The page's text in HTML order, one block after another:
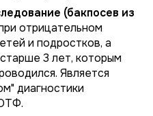
(бакпосев из
отрицательном
и подростков, а
3 лет, которым
Является
диагностики